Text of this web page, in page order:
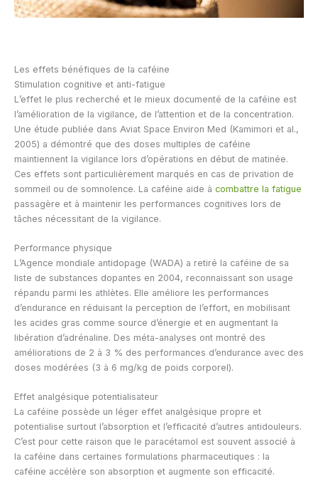
Les effets bénéfiques de la caféine
Stimulation cognitive et anti-fatigue
L’effet le plus recherché et le mieux documenté de la caféine est
l’amélioration de la vigilance, de l’attention et de la concentration.
Une étude publiée dans Aviat Space Environ Med (Kamimori et al.,
2005) a démontré que des doses multiples de caféine
maintiennent la vigilance lors d’opérations en début de matinée.
Ces effets sont particulièrement marqués en cas de privation de
sommeil ou de somnolence. La caféine aide à combattre la fatigue
passagère et à maintenir les performances cognitives lors de
tâches nécessitant de la vigilance.
Performance physique
L’Agence mondiale antidopage (WADA) a retiré la caféine de sa
liste de substances dopantes en 2004, reconnaissant son usage
répandu parmi les athlètes. Elle améliore les performances
d’endurance en réduisant la perception de l’effort, en mobilisant
les acides gras comme source d’énergie et en augmentant la
libération d’adrénaline. Des méta-analyses ont montré des
améliorations de 2 à 3 % des performances d’endurance avec des
doses modérées (3 à 6 mg/kg de poids corporel).
Effet analgésique potentialisateur
La caféine possède un léger effet analgésique propre et
potentialise surtout l’absorption et l’efficacité d’autres antidouleurs.
C’est pour cette raison que le paracétamol est souvent associé à
la caféine dans certaines formulations pharmaceutiques : la
caféine accélère son absorption et augmente son efficacité.